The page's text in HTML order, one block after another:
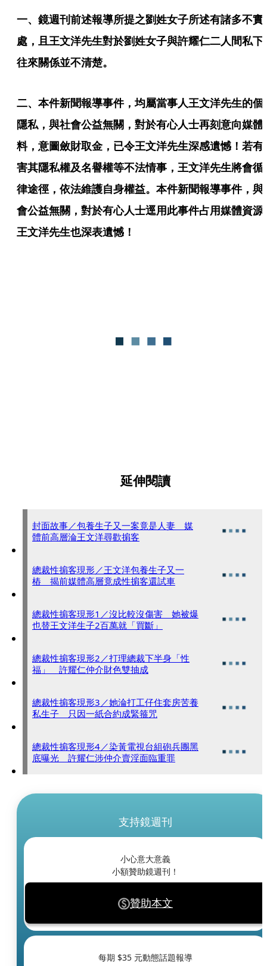
一、鏡週刊前述報導所提之劉姓女子所述有諸多不實
處，且王文洋先生對於劉姓女子與許耀仁二人間私下
往來關係並不清楚。
二、本件新聞報導事件，均屬當事人王文洋先生的個
隱私，與社會公益無關，對於有心人士再刻意向媒體
料，意圖斂財取金，已令王文洋先生深感遺憾！若有
害其隱私權及名譽權等不法情事，王文洋先生將會循
律途徑，依法維護自身權益。本件新聞報導事件，與
會公益無關，對於有心人士逕用此事件占用媒體資源
王文洋先生也深表遺憾！
延伸閱讀
封面故事／包養生子又一案竟是人妻 媒
體前高層淪王文洋尋歡掮客
總裁性掮客現形／王文洋包養生子又一
樁 揭前媒體高層竟成性掮客還試車
總裁性掮客現形1／沒比較沒傷害 她被爆
也替王文洋生子2百萬就「買斷」
總裁性掮客現形2／打理總裁下半身「性
福」 許耀仁仲介財色雙抽成
總裁性掮客現形3／她淪打工仔住套房苦養
私生子 只因一紙合約成緊箍咒
總裁性掮客現形4／染黃電視台組砲兵團黑
底曝光 許耀仁涉仲介賣淫面臨重罪
支持鏡週刊
小心意大意義
小額贊助鏡週刊！
贊助本文
每期 $35 元動態話題報導